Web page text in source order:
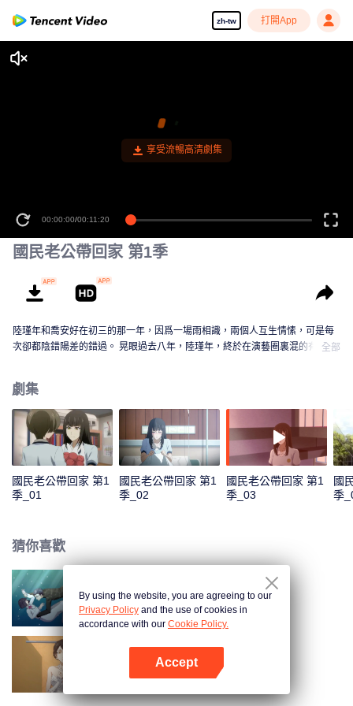
zh-tw 打開App
享受流暢高清劇集
00:00:00/00:11:20
國民老公帶回家 第1季
陸瑾年和喬安好在初三的那一年，因爲一場雨相識，兩個人互生情愫，可是每
次卻都陰錯陽差的錯過。 晃眼過去八年，陸瑾年，終於在演藝圈裏混的有了起
族企業，曾經互相暗戀的兩個人，再次重逢，並開始扮演假未婚夫妻。兩人的
關係卻因之前的誤會處於冰封狀態。直到陸瑾年兩人互相坦露心跡，重修舊
好。 兩人的感情因一次又一次的誤會和旁人的阻隔而生隙，直到最後喬安好知
道真相……
全部
劇集
國民老公帶回家 第1
季_01
國民老公帶回家 第1
季_02
國民老公帶回家 第1
季_03
國
季
猜你喜歡
國民老公帶回家 第3季
國民老公帶回家 第2季
By using the website, you are agreeing to our
Privacy Policy and the use of cookies in
accordance with our Cookie Policy.
Accept